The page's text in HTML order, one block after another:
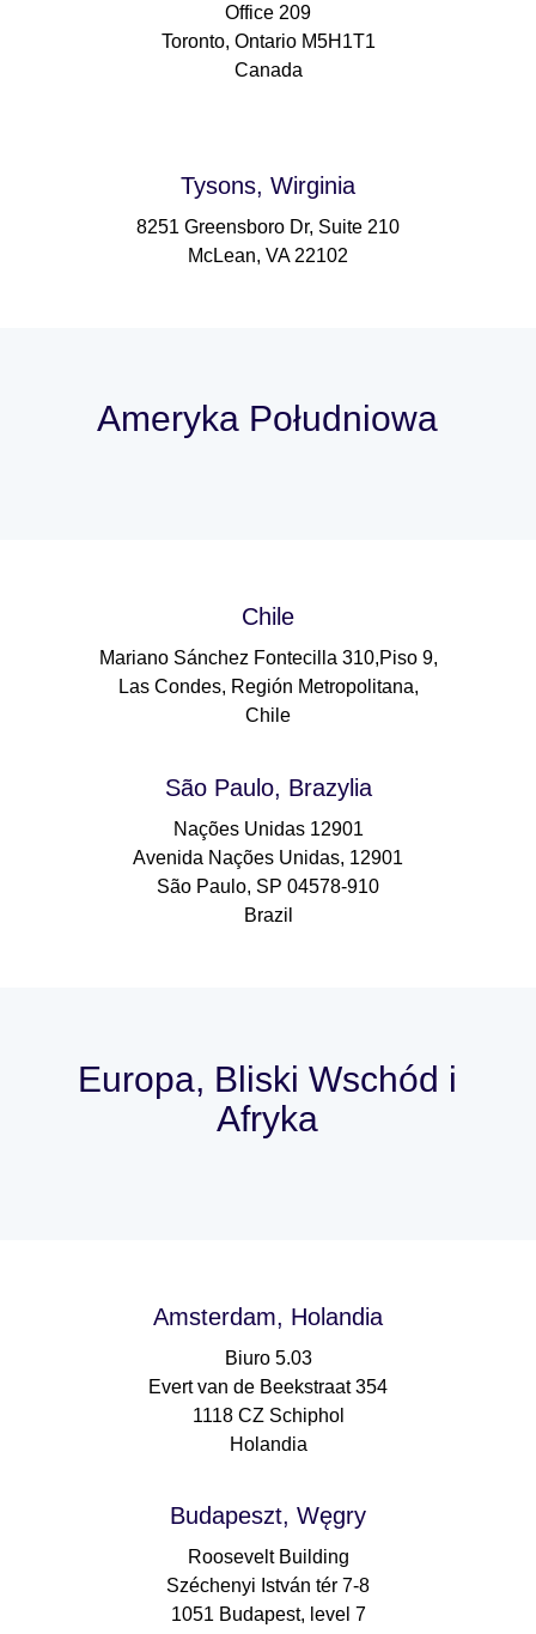
Office 209
Toronto, Ontario M5H1T1
Canada
Tysons, Wirginia
8251 Greensboro Dr, Suite 210
McLean, VA 22102
Ameryka Południowa
Chile
Mariano Sánchez Fontecilla 310,Piso 9,
Las Condes, Región Metropolitana,
Chile
São Paulo, Brazylia
Nações Unidas 12901
Avenida Nações Unidas, 12901
São Paulo, SP 04578-910
Brazil
Europa, Bliski Wschód i
Afryka
Amsterdam, Holandia
Biuro 5.03
Evert van de Beekstraat 354
1118 CZ Schiphol
Holandia
Budapeszt, Węgry
Roosevelt Building
Széchenyi István tér 7-8
1051 Budapest, level 7